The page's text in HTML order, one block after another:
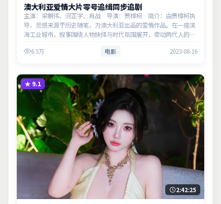
澳大利亚爱情大片零号追缉同步追剧
主演：梁朝伟、河正宇、肖战 导演：贾樟柯 简介：由贾樟柯执
导，灵感来源于历史随笔，为澳大利亚出品的爱情作品。在一座滨
海工业城市，叙事围绕人物抉择与时代氛围展开，牵动两代人的心
义。6.5万 电影 2023-08-16
★ 9.1
2:42:25